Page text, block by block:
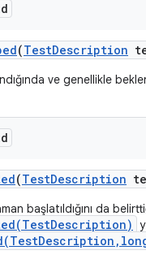
(TestDescription
ve genellikle
(TestDescription
başlatıldığını da